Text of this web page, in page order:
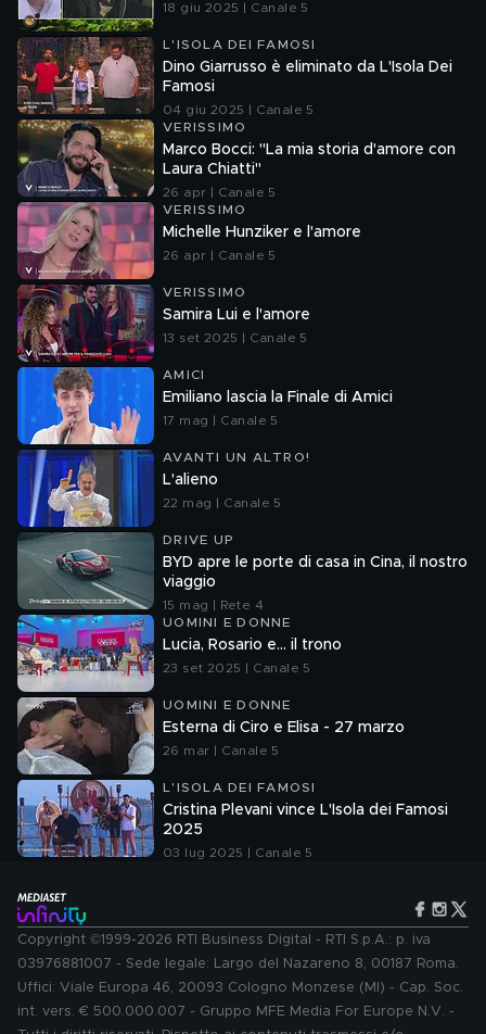
18 giu 2025 | Canale 5
L'ISOLA DEI FAMOSI
Dino Giarrusso è eliminato da L'Isola Dei
Famosi
04 giu 2025 | Canale 5
VERISSIMO
Marco Bocci: "La mia storia d'amore con
Laura Chiatti"
26 apr | Canale 5
VERISSIMO
Michelle Hunziker e l'amore
26 apr | Canale 5
VERISSIMO
Samira Lui e l'amore
13 set 2025 | Canale 5
AMICI
Emiliano lascia la Finale di Amici
17 mag | Canale 5
AVANTI UN ALTRO!
L'alieno
22 mag | Canale 5
DRIVE UP
BYD apre le porte di casa in Cina, il nostro
viaggio
15 mag | Rete 4
UOMINI E DONNE
Lucia, Rosario e... il trono
23 set 2025 | Canale 5
UOMINI E DONNE
Esterna di Ciro e Elisa - 27 marzo
26 mar | Canale 5
L'ISOLA DEI FAMOSI
Cristina Plevani vince L'Isola dei Famosi
2025
03 lug 2025 | Canale 5
Copyright ©1999-2026 RTI Business Digital - RTI S.p.A.: p. iva
03976881007 - Sede legale: Largo del Nazareno 8, 00187 Roma.
Uffici: Viale Europa 46, 20093 Cologno Monzese (MI) - Cap. Soc.
int. vers. € 500.000.007 - Gruppo MFE Media For Europe N.V. -